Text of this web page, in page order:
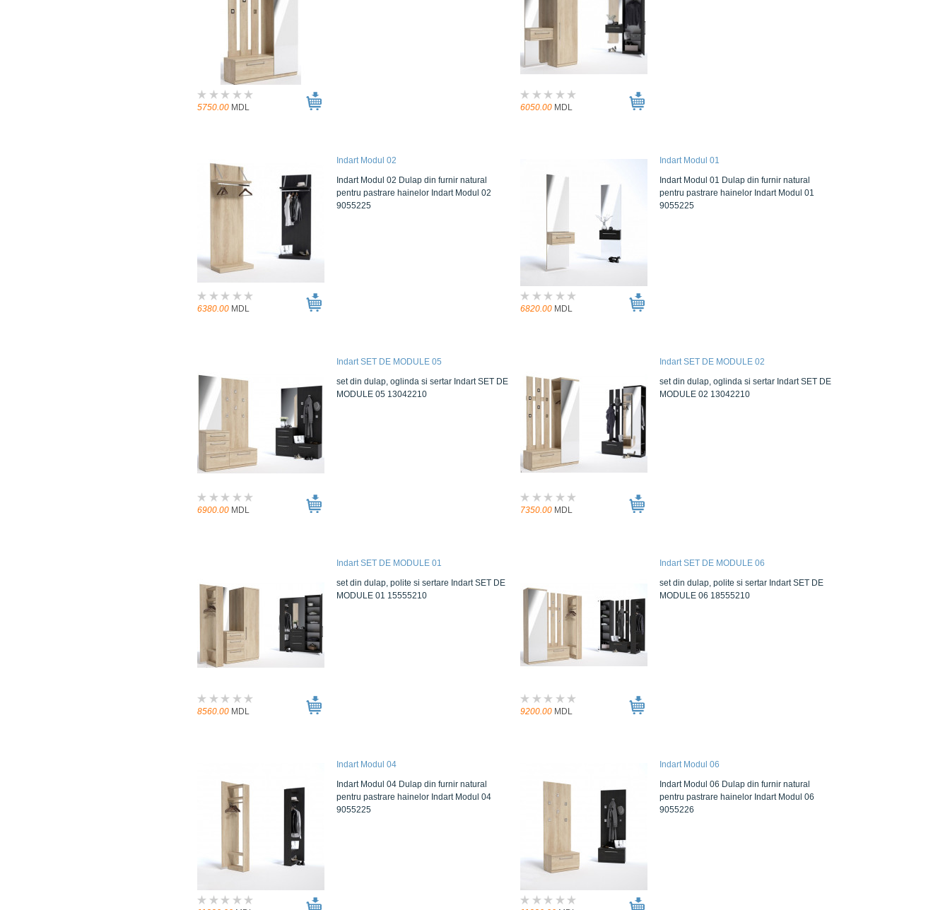
5750.00 MDL 6050.00 MDL
6380.00 MDL
Indart Modul 02
Indart Modul 02 Dulap din furnir natural
pentru pastrare hainelor Indart Modul 02
9055225
6820.00 MDL
Indart Modul 01
Indart Modul 01 Dulap din furnir natural
pentru pastrare hainelor Indart Modul 01
9055225
6900.00 MDL
Indart SET DE MODULE 05
set din dulap, oglinda si sertar Indart SET DE
MODULE 05 13042210
7350.00 MDL
Indart SET DE MODULE 02
set din dulap, oglinda si sertar Indart SET DE
MODULE 02 13042210
8560.00 MDL
Indart SET DE MODULE 01
set din dulap, polite si sertare Indart SET DE
MODULE 01 15555210
9200.00 MDL
Indart SET DE MODULE 06
set din dulap, polite si sertar Indart SET DE
MODULE 06 18555210
Indart Modul 04
Indart Modul 04 Dulap din furnir natural
pentru pastrare hainelor Indart Modul 04
9055225
Indart Modul 06
Indart Modul 06 Dulap din furnir natural
pentru pastrare hainelor Indart Modul 06
9055226